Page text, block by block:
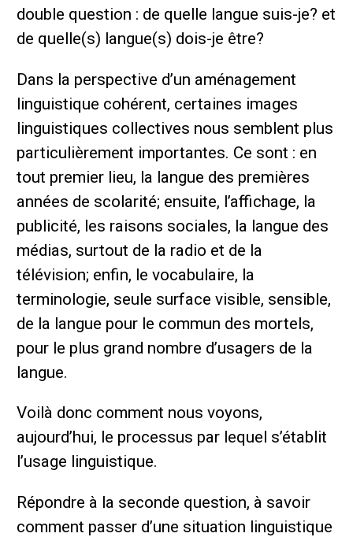
double question : de quelle langue suis-je? et
de quelle(s) langue(s) dois-je être?
Dans la perspective d’un aménagement
linguistique cohérent, certaines images
linguistiques collectives nous semblent plus
particulièrement importantes. Ce sont : en
tout premier lieu, la langue des premières
années de scolarité; ensuite, l’affichage, la
publicité, les raisons sociales, la langue des
médias, surtout de la radio et de la
télévision; enfin, le vocabulaire, la
terminologie, seule surface visible, sensible,
de la langue pour le commun des mortels,
pour le plus grand nombre d’usagers de la
langue.
Voilà donc comment nous voyons,
aujourd’hui, le processus par lequel s’établit
l’usage linguistique.
Répondre à la seconde question, à savoir
comment passer d’une situation linguistique